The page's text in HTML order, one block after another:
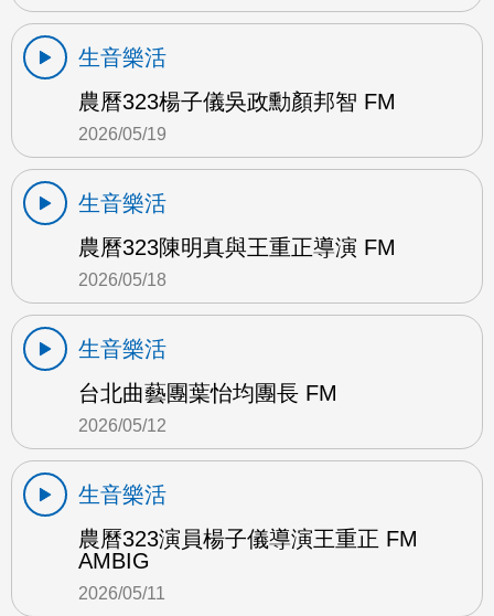
生音樂活
農曆323楊子儀吳政勳顏邦智 FM
2026/05/19
生音樂活
農曆323陳明真與王重正導演 FM
2026/05/18
生音樂活
台北曲藝團葉怡均團長 FM
2026/05/12
生音樂活
農曆323演員楊子儀導演王重正 FM
AMBIG
2026/05/11